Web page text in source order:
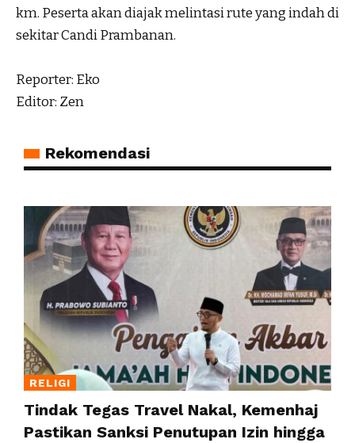
km. Peserta akan diajak melintasi rute yang indah di
sekitar Candi Prambanan.
Reporter: Eko
Editor: Zen
Rekomendasi
RELIGI
Tindak Tegas Travel Nakal, Kemenhaj
Pastikan Sanksi Penutupan Izin hingga